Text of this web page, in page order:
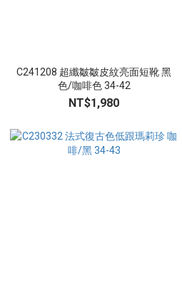
C241208 超纖皺皺皮紋亮面短靴 黑
色/咖啡色 34-42
NT$1,980